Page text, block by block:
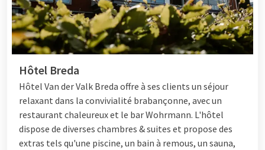
Hôtel Breda
Hôtel Van der Valk Breda offre à ses clients un séjour
relaxant dans la convivialité brabançonne, avec un
restaurant chaleureux et le bar Wohrmann. L'hôtel
dispose de diverses chambres & suites et propose des
extras tels qu'une piscine, un bain à remous, un sauna,